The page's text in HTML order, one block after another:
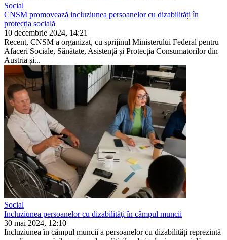
Social
CNSM promovează incluziunea persoanelor cu dizabilități în
protecția socială
10 decembrie 2024, 14:21
Recent, CNSM a organizat, cu spriji­nul Ministerului Federal pentru
Afa­ceri Sociale, Sănătate, Asistență și Protecția Consumatorilor din
Austria și...
Social
Incluziunea persoanelor cu dizabilităţi în câmpul muncii
30 mai 2024, 12:10
Incluziunea în câmpul muncii a persoanelor cu dizabilități re­prezintă